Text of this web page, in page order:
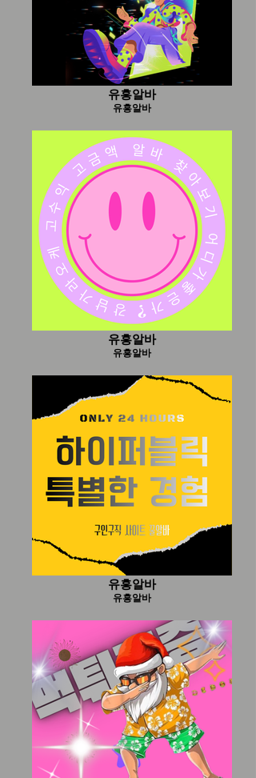
유흥알바
유흥알바
유흥알바
유흥알바
유흥알바
유흥알바